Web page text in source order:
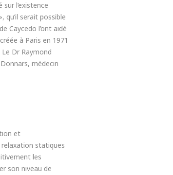
l’existence
qu’il serait possible
Caycedo l’ont aidé
à Paris en 1971
Dr Raymond
médecin
et
relaxation statiques
les
son niveau de